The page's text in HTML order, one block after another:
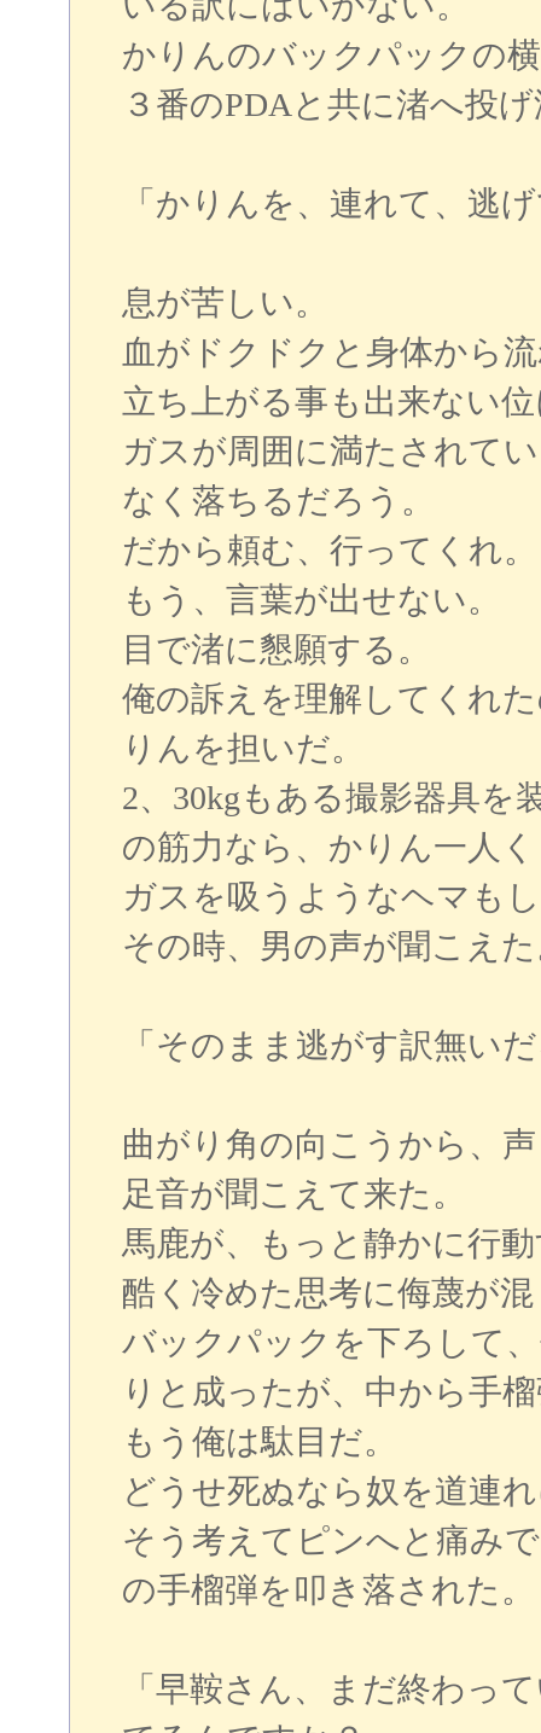
かりんのバックパックの
３番のPDAと共に渚へ投
「かりんを、連れて、逃
息が苦しい。
血がドクドクと身体から
立ち上がる事も出来ない
ガスが周囲に満たされて
なく落ちるだろう。
だから頼む、行ってくれ。
もう、言葉が出せない。
目で渚に懇願する。
俺の訴えを理解してくれ
りんを担いだ。
2、30kgもある撮影器具を
の筋力なら、かりん一人
ガスを吸うようなヘマも
その時、男の声が聞こえ
「そのまま逃がす訳無い
曲がり角の向こうから、
足音が聞こえて来た。
馬鹿が、もっと静かに行
酷く冷めた思考に侮蔑が
バックパックを下ろして
りと成ったが、中から手
もう俺は駄目だ。
どうせ死ぬなら奴を道連
そう考えてピンへと痛み
の手榴弾を叩き落された。
「早鞍さん、まだ終わっ